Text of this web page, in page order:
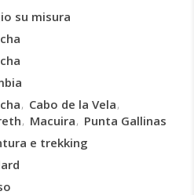
su misura
Cabo de la Vela
Macuira
Punta Gallinas
e trekking